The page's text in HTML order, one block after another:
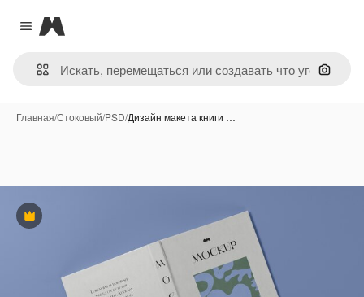
Close menu
Magnific
Поиск
Главная/Стоковый/PSD/Дизайн макета книги …
Премиум